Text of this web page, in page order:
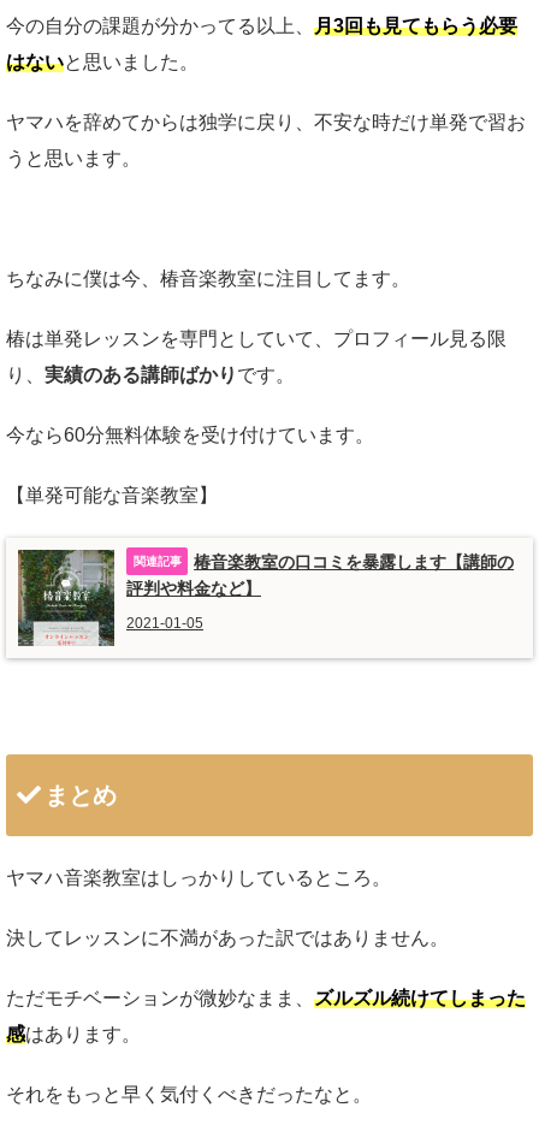
今の自分の課題が分かってる以上、 月3回も見てもらう必要
はないと思いました。
ヤマハを辞めてからは独学に戻り、不安な時だけ単発で習お
うと思います。
ちなみに僕は今、椿音楽教室に注目してます。
椿は単発レッスンを専門としていて、プロフィール見る限
り、 実績のある講師ばかり です。
今なら60分無料体験を受け付けています。
【単発可能な音楽教室】
椿音楽教室の口コミを暴露します【講師の
評判や料金など】
2021-01-05
まとめ
ヤマハ音楽教室はしっかりしているところ。
決してレッスンに不満があった訳ではありません。
ただモチベーションが微妙なまま、 ズルズル続けてしまった
感はあります。
それをもっと早く気付くべきだったなと。